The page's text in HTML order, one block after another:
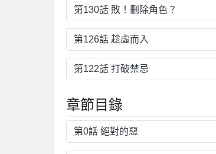
第130話 敗！刪除角色？
第126話 趁虛而入
第122話 打破禁忌
章節目錄
第0話 絕對的惡